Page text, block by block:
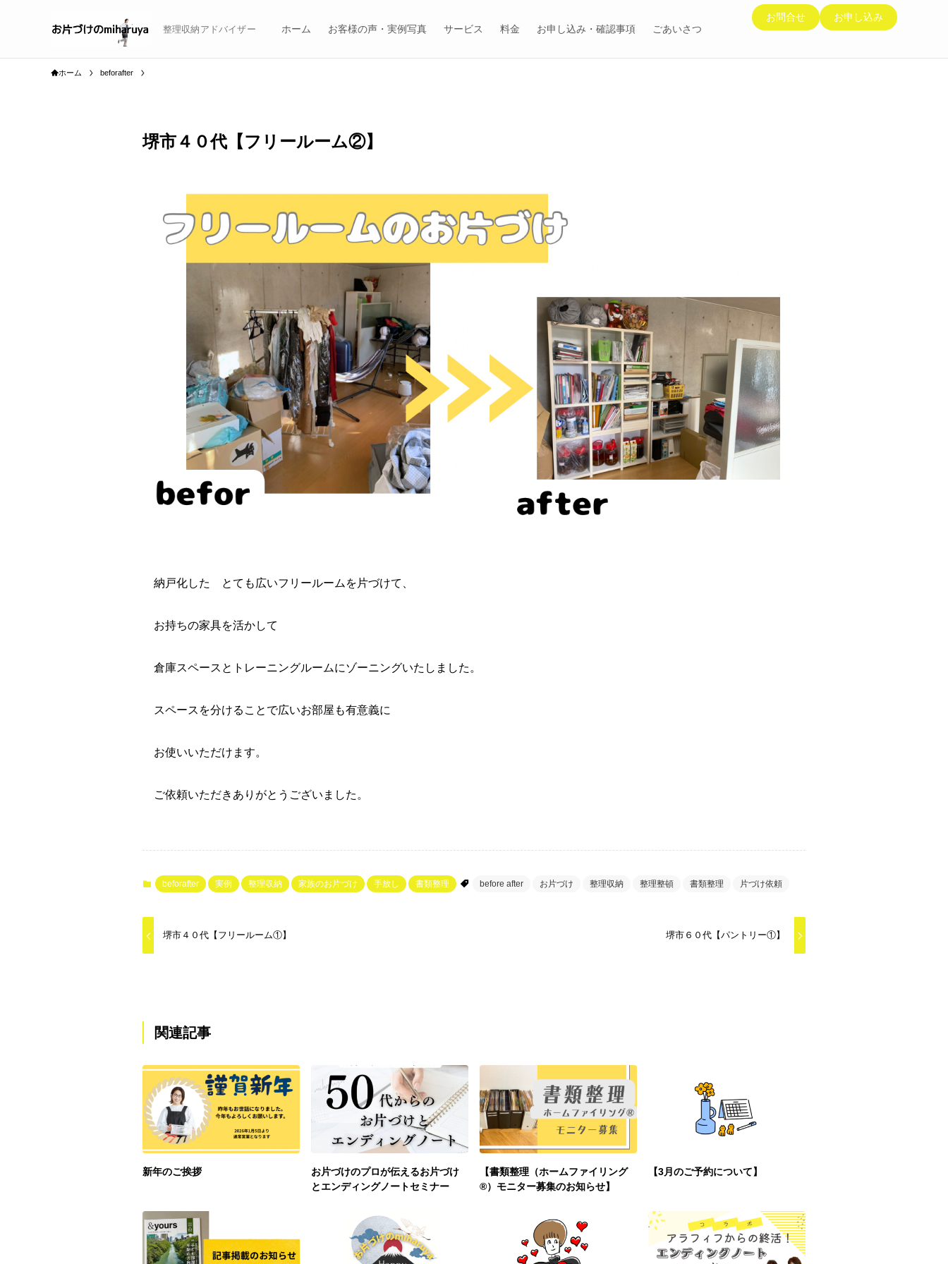
整理収納アドバイザー ホーム お客様の声・実例写真 サービス 料金 お申し込み・確認事項 ごあいさつ
お問合せ お申し込み
ホーム beforafter
堺市４０代【フリールーム②】
納戸化した とても広いフリールームを片づけて、
お持ちの家具を活かして
倉庫スペースとトレーニングルームにゾーニングいたしました。
スペースを分けることで広いお部屋も有意義に
お使いいただけます。
ご依頼いただきありがとうございました。
beforafter 実例 整理収納 家族のお片づけ 手放し 書類整理 before after お片づけ 整理収納 整理整頓 書類整理 片づけ依頼
堺市４０代【フリールーム①】 堺市６０代【パントリー①】
関連記事
新年のご挨拶
お片づけのプロが伝えるお片づけ
とエンディングノートセミナー
【書類整理（ホームファイリング
®︎）モニター募集のお知らせ】
【3月のご予約について】